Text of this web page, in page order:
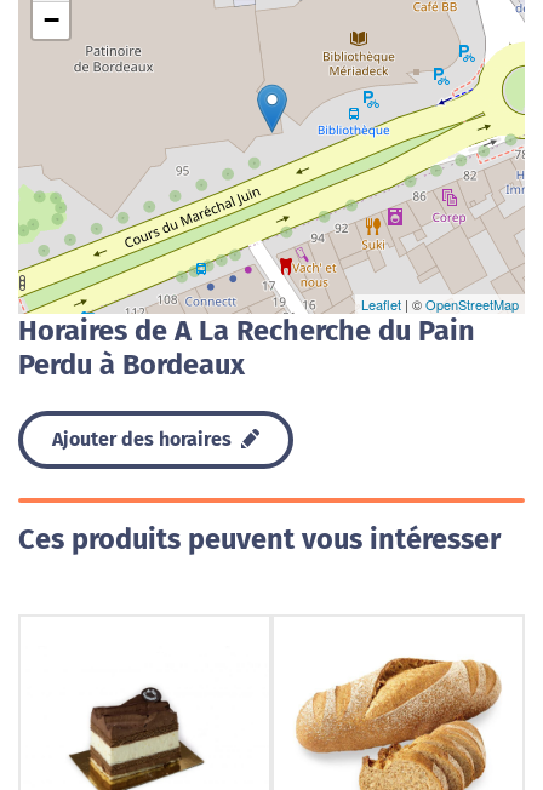
−
Leaflet | ©OpenStreetMap
Horaires de A La Recherche du Pain
Perdu à Bordeaux
Ajouter des horaires
Ces produits peuvent vous intéresser